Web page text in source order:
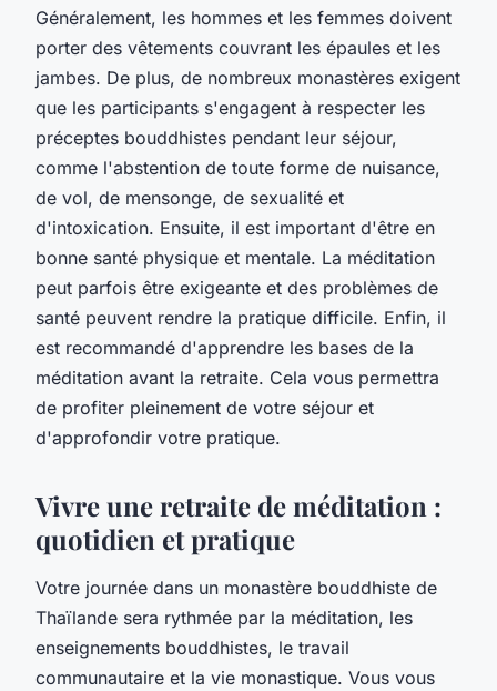
Généralement, les hommes et les femmes doivent
porter des vêtements couvrant les épaules et les
jambes. De plus, de nombreux monastères exigent
que les participants s'engagent à respecter les
préceptes bouddhistes pendant leur séjour,
comme l'abstention de toute forme de nuisance,
de vol, de mensonge, de sexualité et
d'intoxication. Ensuite, il est important d'être en
bonne santé physique et mentale. La méditation
peut parfois être exigeante et des problèmes de
santé peuvent rendre la pratique difficile. Enfin, il
est recommandé d'apprendre les bases de la
méditation avant la retraite. Cela vous permettra
de profiter pleinement de votre séjour et
d'approfondir votre pratique.
Vivre une retraite de méditation :
quotidien et pratique
Votre journée dans un monastère bouddhiste de
Thaïlande sera rythmée par la méditation, les
enseignements bouddhistes, le travail
communautaire et la vie monastique. Vous vous